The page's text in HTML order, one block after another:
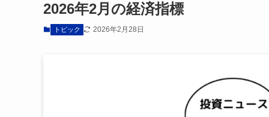
2026年2月の経済指標
トピック 2026年2月28日